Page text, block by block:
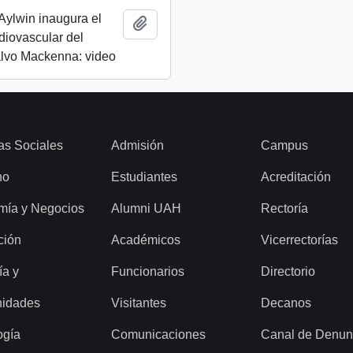
inaugura el
del
Mackenna: video
Sociales
y Negocios
y
Admisión
Estudiantes
Alumni UAH
Académicos
Funcionarios
Visitantes
Comunicaciones
Campus
Acreditación
Rectoría
Vicerrectorías
Directorio
Decanos
Canal de